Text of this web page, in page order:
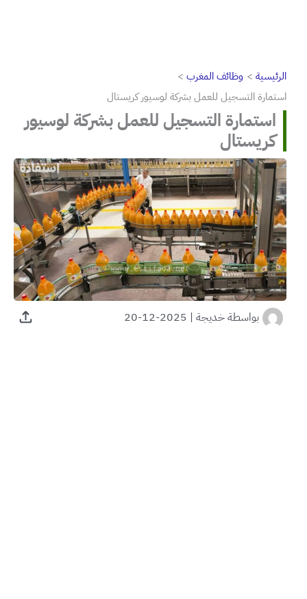
الرئيسية
وظائف المغرب
استمارة التسجيل للعمل بشركة لوسيور كريستال
استمارة التسجيل للعمل بشركة لوسيور
كريستال
بواسطةخديجة |
2025-12-20